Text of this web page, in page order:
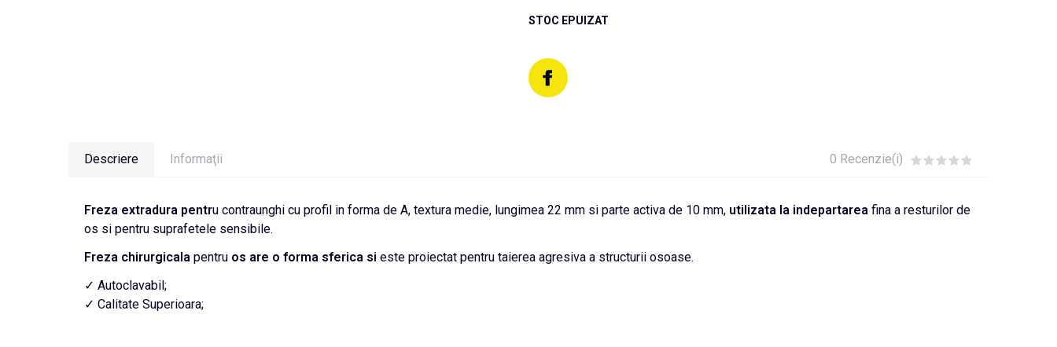
STOC EPUIZAT
Descriere Informaţii 0 Recenzie(i)
Freza extradura pentru contraunghi cu profil in forma de A, textura medie, lungimea 22 mm si parte activa de 10 mm, utilizata la indepartarea fina a resturilor de
os si pentru suprafetele sensibile.
Freza chirurgicala pentru os are o forma sferica si este proiectat pentru taierea agresiva a structurii osoase.
✓ Autoclavabil;
✓ Calitate Superioara;